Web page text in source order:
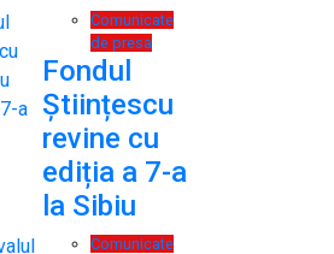
Comunicate
de presa
Fondul
Științescu
revine cu
ediția a 7-a
la Sibiu
Comunicate